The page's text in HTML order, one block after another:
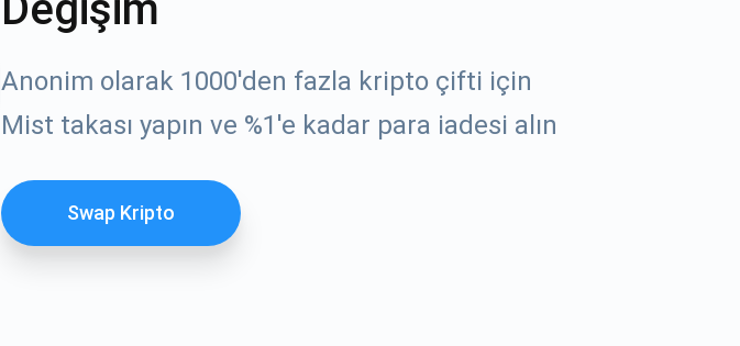
Anonim olarak 1000'den fazla kripto çifti için
Mist takası yapın ve %1'e kadar para iadesi alın
Swap Kripto